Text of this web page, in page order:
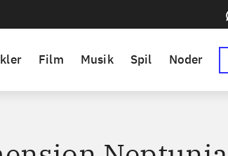
Film Musik Spil Noder